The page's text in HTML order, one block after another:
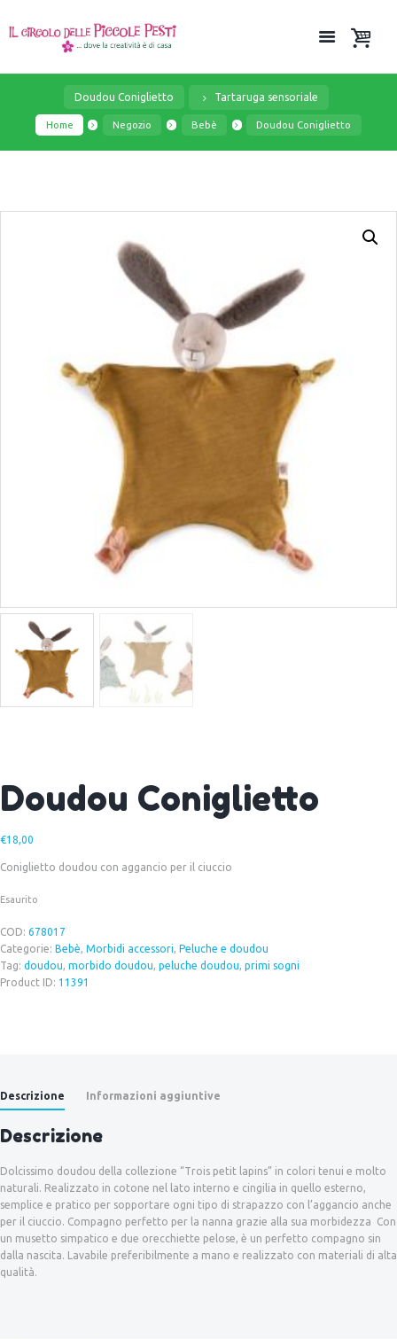
Doudou Coniglietto Tartaruga sensoriale
Home Negozio Bebè Doudou Coniglietto
Doudou Coniglietto
€18,00
Coniglietto doudou con aggancio per il ciuccio
Esaurito
COD: 678017
Categorie: Bebè Morbidi accessori Peluche e doudou
Tag: doudou morbido doudou peluche doudou primi sogni
Product ID: 11391
Descrizione Informazioni aggiuntive
Descrizione
Dolcissimo doudou della collezione “Trois petit lapins” in colori tenui e molto
naturali. Realizzato in cotone nel lato interno e cingilia in quello esterno,
semplice e pratico per sopportare ogni tipo di strapazzo con l’aggancio anche
per il ciuccio. Compagno perfetto per la nanna grazie alla sua morbidezza Con
un musetto simpatico e due orecchiette pelose, è un perfetto compagno sin
dalla nascita. Lavabile preferibilmente a mano e realizzato con materiali di alta
qualità.